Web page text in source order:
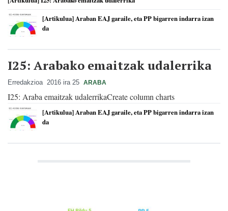
[Artikulua] Araban EAJ garaile, eta PP bigarren indarra izan
da
I25: Arabako emaitzak udalerrika
Erredakzioa 2016 ira 25 ARABA
I25: Araba emaitzak udalerrikaCreate column charts
[Artikulua] Araban EAJ garaile, eta PP bigarren indarra izan
da